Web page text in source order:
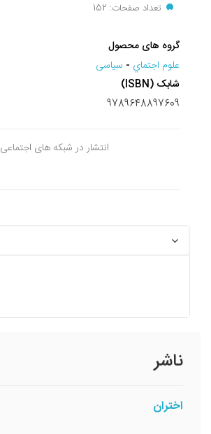
تعداد صفحات: 152
گروه های محصول
علوم اجتماي - سیاسی
شابک (ISBN)
9789648897609
انتشار در شبکه های اجتماعی
ناشر
اختران